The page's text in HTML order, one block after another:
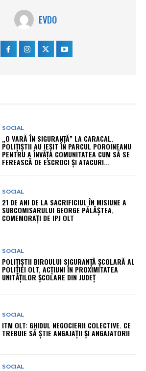
EVDO
SOCIAL
„O VARĂ ÎN SIGURANȚĂ” LA CARACAL.
POLIȚIȘTII AU IEȘIT ÎN PARCUL POROINEANU
PENTRU A ÎNVĂȚA COMUNITATEA CUM SĂ SE
FEREASCĂ DE ESCROCI ȘI ATACURI...
SOCIAL
21 DE ANI DE LA SACRIFICIUL ÎN MISIUNE A
SUBCOMISARULUI GEORGE PĂLĂȘTEA,
COMEMORAȚI DE IPJ OLT
SOCIAL
POLIȚIȘTII BIROULUI SIGURANȚĂ ȘCOLARĂ AL
POLIȚIEI OLT, ACȚIUNI ÎN PROXIMITATEA
UNITĂȚILOR ȘCOLARE DIN JUDEȚ
SOCIAL
ITM OLT: GHIDUL NEGOCIERII COLECTIVE. CE
TREBUIE SĂ ȘTIE ANGAJAȚII ȘI ANGAJATORII
SOCIAL